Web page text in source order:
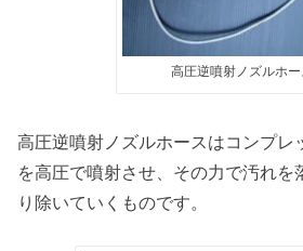
高圧逆噴射ノズルホー
高圧逆噴射ノズルホースはコンプレ
を高圧で噴射させ、その力で汚れを
り除いていくものです。